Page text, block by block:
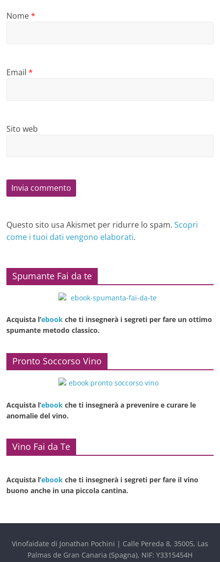
Nome*
Email*
Sito web
Questo sito usa Akismet per ridurre lo spam.Scopri
come i tuoi dati vengono elaborati.
Spumante Fai da te
Acquista l’ebook che ti insegnerà i segreti per fare un ottimo
spumante metodo classico.
Pronto Soccorso Vino
Acquista l’ebook che ti insegnerà a prevenire e curare le
anomalie del vino.
Vino Fai da Te
Acquista l’ebook che ti insegnerà i segreti per fare il vino
buono anche in una piccola cantina.
Vinofaidate di Jonathan Pochini | Calle Pereda 8, 35005, Las
Palmas de Gran Canaria (Spagna), NIF: Y3315454H